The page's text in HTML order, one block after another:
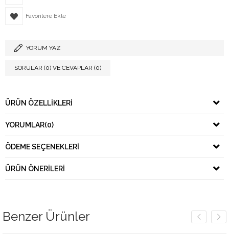
Favorilere Ekle
YORUM YAZ
SORULAR (0) VE CEVAPLAR (0)
ÜRÜN ÖZELLIKLERI
YORUMLAR(0)
ÖDEME SEÇENEKLERI
ÜRÜN ÖNERILERI
Benzer Ürünler